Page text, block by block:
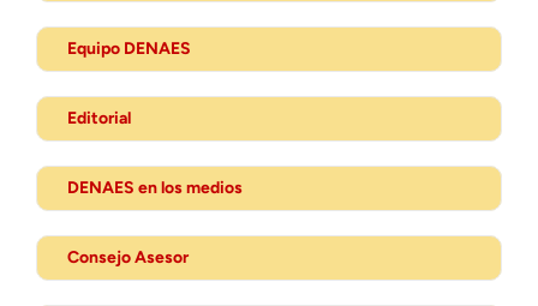
Equipo DENAES
Editorial
DENAES en los medios
Consejo Asesor